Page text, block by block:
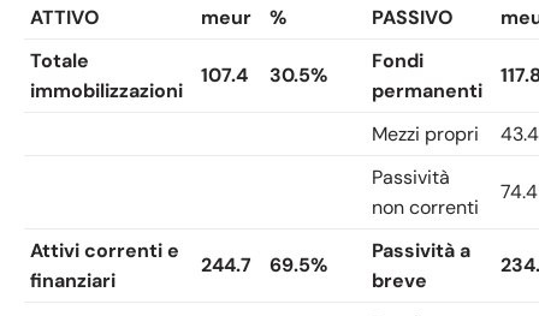
ATTIVO meur % PASSIVO
Totale
immobilizzazioni
107.4 30.5%
Fondi
permanenti
Mezzi propri
43.4
Passività
non correnti
74.4
Attivi correnti e
finanziari
244.7 69.5%
Passività a
breve